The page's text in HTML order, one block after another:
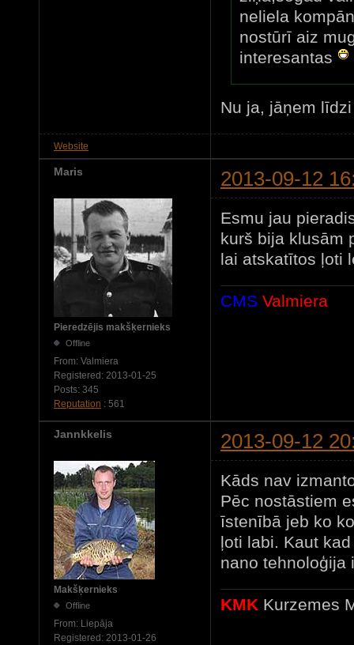
neliela
nostūrī aiz
interesantas
Nu ja, jāņem
Website
Maris 2013-09-12
Pieredzējis makšķernieks
Offline
From: Valmiera
Registered: 2013-01-25
Posts: 345
Reputation : 561
Esmu jau
kurš bija klusām
lai atskatītos ļoti
CMS Valmiera
Jannkkelis 2013-09-12
Makšķernieks
Offline
From: Liepāja
Registered: 2013-01-26
Kāds nav
Pēc nostāstiem
īstenībā jeb ko
ļoti labi. Kaut
nano tehnoloģija
KMK Kurzemes